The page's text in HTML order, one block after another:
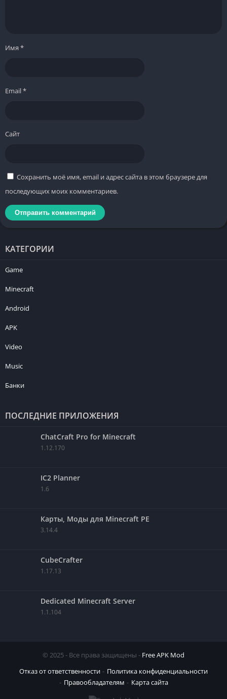
Имя *
Email*
Сайт
Сохранить моё имя, email и адрес сайта в этом браузере для
последующих моих комментариев.
КАТЕГОРИИ
Game
Minecraft
Android
APK
Video
Music
Банки
ПОСЛЕДНИЕ ПРИЛОЖЕНИЯ
ChatCraft Pro for Minecraft
1.12.170
IC2 Planner
1.6
Карты, Моды для Minecraft PE
3.14.4
CubeCrafter
1.17.13
Dedicated Minecraft Server
1.1.104
© 2025 - Все права защищены - Free APK Mod
Отказ от ответственности
Политика конфиденциальности
Правообладателям
Карта сайта